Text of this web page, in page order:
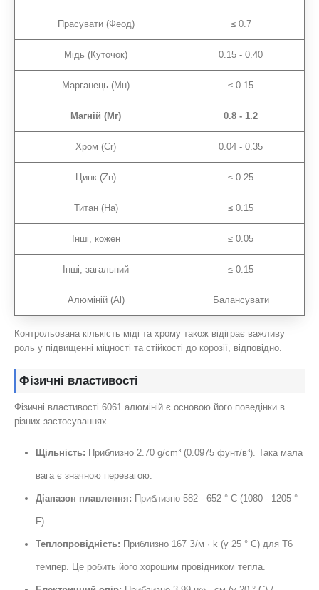
Прасувати (Феод) ≤ 0.7
Мідь (Куточок) 0.15 - 0.40
Марганець (Мн) ≤ 0.15
Магній (Мг) 0.8 - 1.2
Хром (Cr) 0.04 - 0.35
Цинк (Zn) ≤ 0.25
Титан (На) ≤ 0.15
Інші, кожен ≤ 0.05
Інші, загальний ≤ 0.15
Алюміній (Al) Балансувати
Контрольована кількість міді та хрому також відіграє важливу
роль у підвищенні міцності та стійкості до корозії, відповідно.
Фізичні властивості
Фізичні властивості 6061 алюміній є основою його поведінки в
різних застосуваннях.
Щільність: Приблизно 2.70 g/cm³ (0.0975 фунт/в³). Така мала
вага є значною перевагою.
Діапазон плавлення: Приблизно 582 - 652 ° C (1080 - 1205 °
F).
Теплопровідність: Приблизно 167 З/м · k (у 25 ° C) для Т6
темпер. Це робить його хорошим провідником тепла.